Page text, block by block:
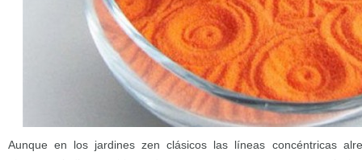
Aunque en los jardines zen clásicos las líneas concéntricas